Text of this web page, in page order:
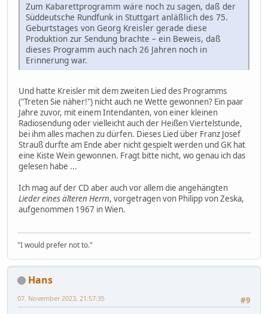
Zum Kabarettprogramm wäre noch zu sagen, daß der
Süddeutsche Rundfunk in Stuttgart anläßlich des 75.
Geburtstages von Georg Kreisler gerade diese
Produktion zur Sendung brachte – ein Beweis, daß
dieses Programm auch nach 26 Jahren noch in
Erinnerung war.
Und hatte Kreisler mit dem zweiten Lied des Programms
("Treten Sie näher!") nicht auch ne Wette gewonnen? Ein paar
Jahre zuvor, mit einem Intendanten, von einer kleinen
Radiosendung oder vielleicht auch der Heißen Viertelstunde,
bei ihm alles machen zu dürfen. Dieses Lied über Franz Josef
Strauß durfte am Ende aber nicht gespielt werden und GK hat
eine Kiste Wein gewonnen. Fragt bitte nicht, wo genau ich das
gelesen habe ...
Ich mag auf der CD aber auch vor allem die angehängten
Lieder eines älteren Herrn, vorgetragen von Philipp von Zeska,
aufgenommen 1967 in Wien.
"I would prefer not to."
Hans
#9
07. November 2023, 21:57:35